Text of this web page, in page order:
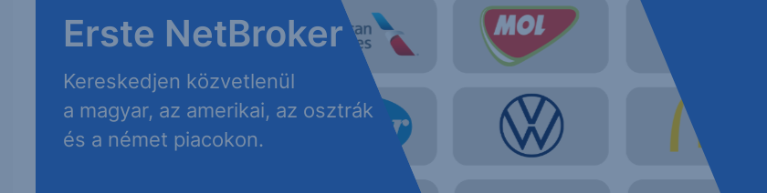
Erste NetBroker
Kereskedjen közvetlenül
a magyar, az amerikai, az osztrák
és a német piacokon.